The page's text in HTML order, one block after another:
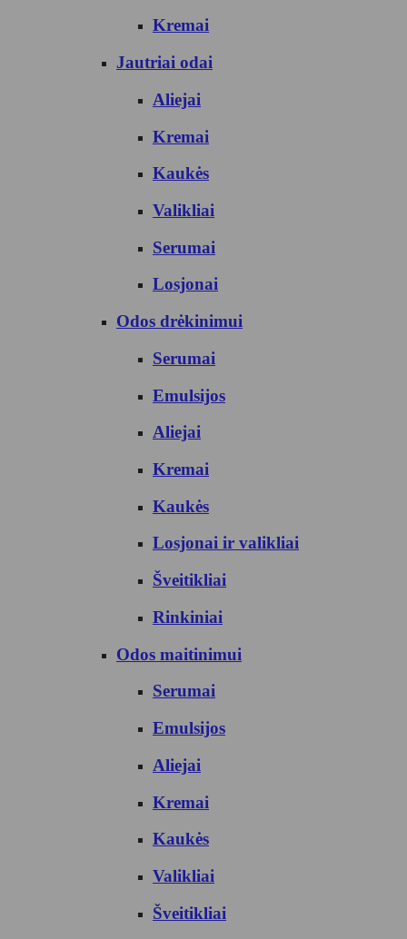
Kremai
Jautriai odai
Aliejai
Kremai
Kaukės
Valikliai
Serumai
Losjonai
Odos drėkinimui
Serumai
Emulsijos
Aliejai
Kremai
Kaukės
Losjonai ir valikliai
Šveitikliai
Rinkiniai
Odos maitinimui
Serumai
Emulsijos
Aliejai
Kremai
Kaukės
Valikliai
Šveitikliai